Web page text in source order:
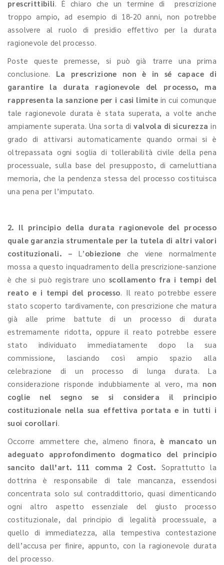
prescrittibili. È chiaro che un termine di prescrizione
troppo ampio, ad esempio di 18-20 anni, non potrebbe
assolvere al ruolo di presidio effettivo per la durata
ragionevole del processo.
Poste queste premesse, si può già trarre una prima
conclusione. La prescrizione non è in sé capace di
garantire la durata ragionevole del processo, ma
rappresenta la sanzione per i casi limite in cui comunque
tale ragionevole durata è stata superata, a volte anche
ampiamente superata. Una sorta divalvola di sicurezza in
grado di attivarsi automaticamente quando ormai si è
oltrepassata ogni soglia di tollerabilità civile della pena
processuale, sulla base del presupposto, di carneluttiana
memoria, che la pendenza stessa del processo costituisca
una pena per l’imputato.
2. Il principio della durata ragionevole del processo
quale garanzia strumentale per la tutela di altri valori
costituzionali. –L’obiezione che viene normalmente
mossa a questo inquadramento della prescrizione-sanzione
è che si può registrare uno scollamento fra i tempi del
reato e i tempi del processo. Il reato potrebbe essere
stato scoperto tardivamente, con prescrizione che matura
già alle prime battute di un processo di durata
estremamente ridotta, oppure il reato potrebbe essere
stato individuato immediatamente dopo la sua
commissione, lasciando così ampio spazio alla
celebrazione di un processo di lunga durata. La
considerazione risponde indubbiamente al vero, ma non
coglie nel segno se si considera il principio
costituzionale nella sua effettiva portata e in tutti i
suoi corollari.
Occorre ammettere che, almeno finora,è mancato un
adeguato approfondimento dogmatico del principio
sancito dall’art. 111 comma 2 Cost. Soprattutto la
dottrina è responsabile di tale mancanza, essendosi
concentrata solo sul contraddittorio, quasi dimenticando
ogni altro aspetto essenziale del giusto processo
costituzionale, dal principio di legalità processuale, a
quello di immediatezza, alla tempestiva contestazione
dell’accusa per finire, appunto, con la ragionevole durata
del processo.